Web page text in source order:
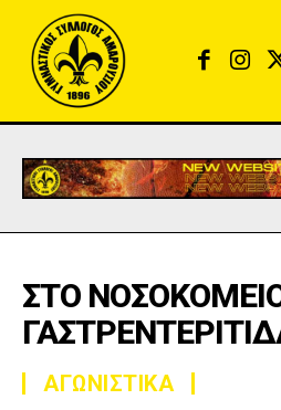
ΣΤΟ
ΑΓΩΝΙΣΤΙΚΑ